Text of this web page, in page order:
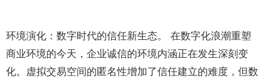
环境演化：数字时代的信任新生态。 在数字化浪潮重塑
商业环境的今天，企业诚信的环境内涵正在发生深刻变
化。虚拟交易空间的匿名性增加了信任建立的难度，但数